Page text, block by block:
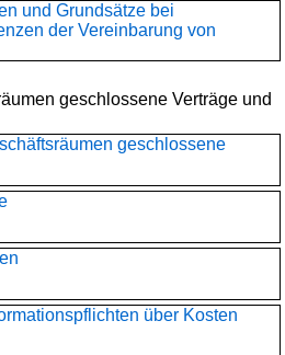
und Grundsätze bei
der Vereinbarung von
geschlossene Verträge und
geschlossene
über Kosten